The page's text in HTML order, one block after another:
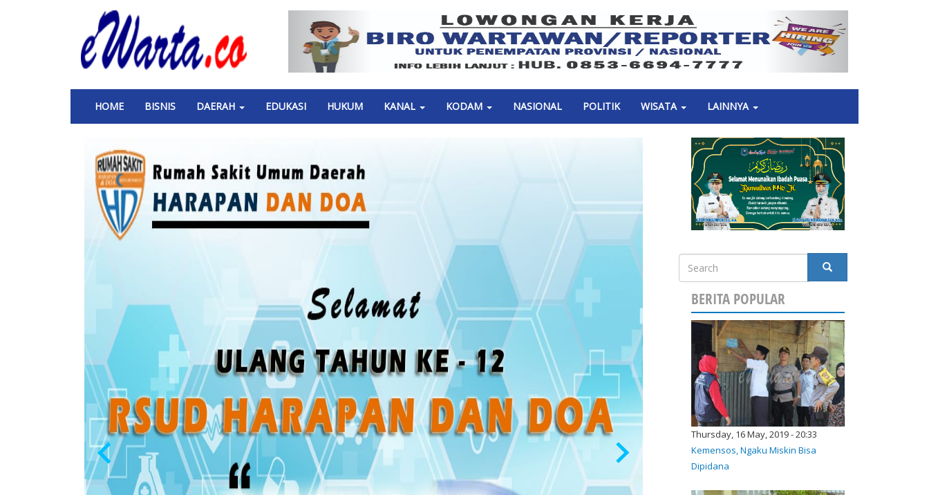
Previous Next
Main
navigation
HOME BISNIS DAERAH EDUKASI HUKUM KANAL KODAM NASIONAL POLITIK WISATA LAINNYA
Search
SEARCH
BERITA POPULAR
Thursday, 16 May, 2019 - 20:33
Kemensos, Ngaku Miskin Bisa
Dipidana